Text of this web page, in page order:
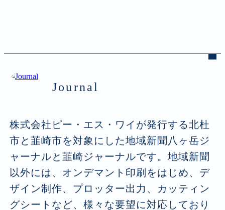
Journal
株式会社ピー・エス・ワイが発行する北杜
市と韮崎市を対象にした地域新聞八ヶ岳ジ
ャーナルと韮崎ジャーナルです。地域新聞
以外には、オンデマント印刷をはじめ、デ
ザイン制作、プロッター出力、カッティン
グシートなど、様々な要望に対応しており